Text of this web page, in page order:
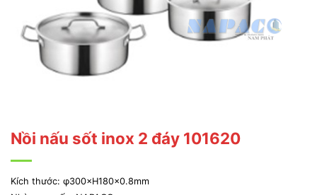
Nồi nấu sốt inox 2 đáy 101620
Kích thước: φ300×H180x0.8mm